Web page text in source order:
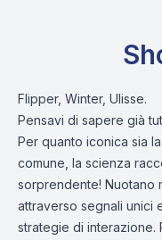
Flipper, Winter, Ulisse.
Pensavi di sapere già
Per quanto iconica sia
comune, la scienza
sorprendente! Nuotano
attraverso segnali unici
strategie di interazione.